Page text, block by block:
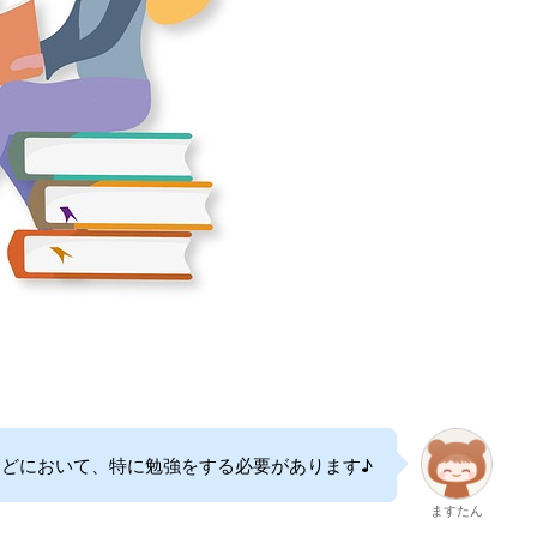
において、特に勉強をする必要があります♪
ますたん